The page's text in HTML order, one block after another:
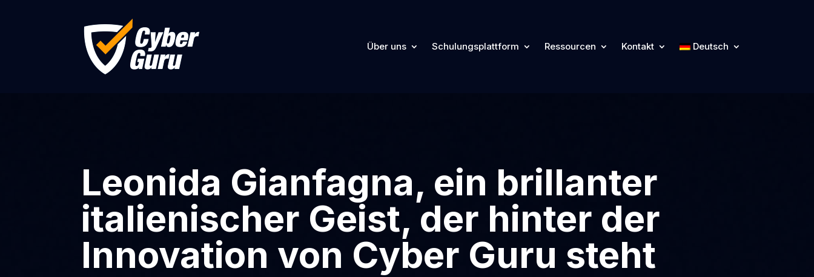
Über uns Schulungsplattform Ressourcen Kontakt Deutsch
Leonida Gianfagna, ein brillanter
italienischer Geist, der hinter der
Innovation von Cyber Guru steht